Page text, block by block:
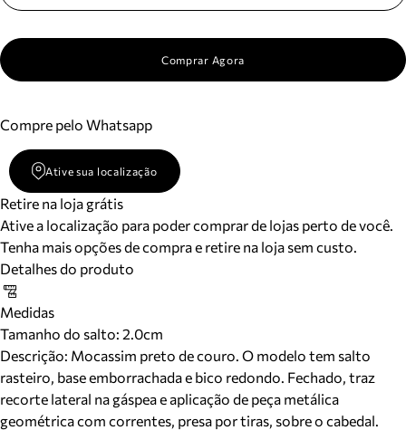
Comprar Agora
Compre pelo Whatsapp
Ative sua localização
Retire na loja grátis
Ative a localização para poder comprar de lojas perto de você.
Tenha mais opções de compra e retire na loja sem custo.
Detalhes do produto
Medidas
Tamanho do salto: 2.0cm
Descrição: Mocassim preto de couro. O modelo tem salto
rasteiro, base emborrachada e bico redondo. Fechado, traz
recorte lateral na gáspea e aplicação de peça metálica
geométrica com correntes, presa por tiras, sobre o cabedal.